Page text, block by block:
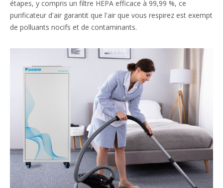
étapes, y compris un filtre HEPA efficace à 99,99 %, ce
purificateur d'air garantit que l'air que vous respirez est exempt
de polluants nocifs et de contaminants.